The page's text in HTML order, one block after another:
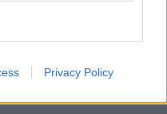
Privacy Policy